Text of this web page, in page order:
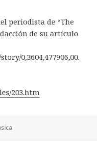
periodista de “The
de su artículo
0,3604,477906,00.
203.htm